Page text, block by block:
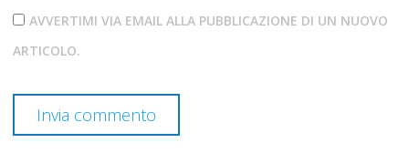
AVVERTIMI VIA EMAIL ALLA PUBBLICAZIONE DI UN NUOVO
ARTICOLO.